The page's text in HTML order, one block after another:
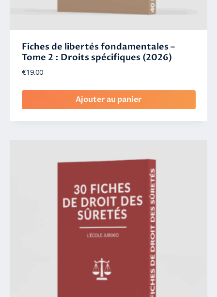
Fiches de libertés fondamentales –
Tome 2 : Droits spécifiques (2026)
€19.00
Ajouter au panier